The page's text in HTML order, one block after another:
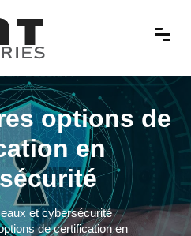
options de
en
et cybersécurité
de certification en